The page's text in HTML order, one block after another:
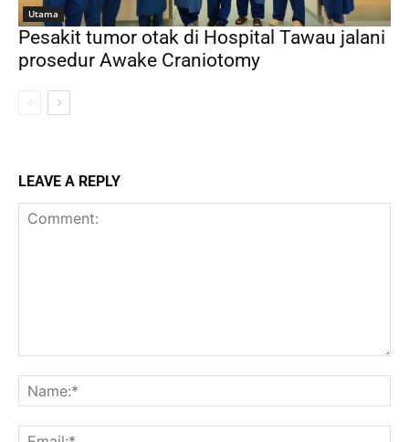
Utama
Pesakit tumor otak di Hospital Tawau jalani
prosedur Awake Craniotomy
LEAVE A REPLY